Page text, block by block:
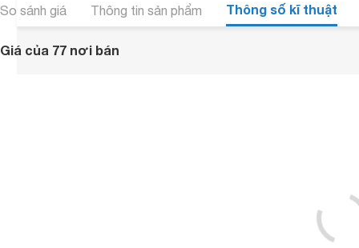
So sánh giá Thông tin sản phẩm Thông số kĩ thuật
Giá của 77 nơi bán